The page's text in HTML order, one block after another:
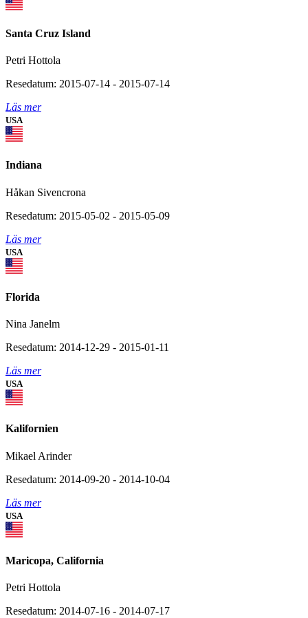
Santa Cruz Island
Petri Hottola
Resedatum: 2015-07-14 - 2015-07-14
Läs mer
USA
Indiana
Håkan Sivencrona
Resedatum: 2015-05-02 - 2015-05-09
Läs mer
USA
Florida
Nina Janelm
Resedatum: 2014-12-29 - 2015-01-11
Läs mer
USA
Kalifornien
Mikael Arinder
Resedatum: 2014-09-20 - 2014-10-04
Läs mer
USA
Maricopa, California
Petri Hottola
Resedatum: 2014-07-16 - 2014-07-17